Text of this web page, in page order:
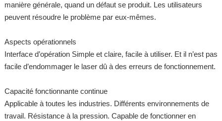
manière générale, quand un défaut se produit. Les utilisateurs
peuvent résoudre le problème par eux-mêmes.
Aspects opérationnels
Interface d’opération Simple et claire, facile à utiliser. Et il n’est pas
facile d’endommager le laser dû à des erreurs de fonctionnement.
Capacité fonctionnante continue
Applicable à toutes les industries. Différents environnements de
travail. Résistance à la pression. Capable de fonctionner en